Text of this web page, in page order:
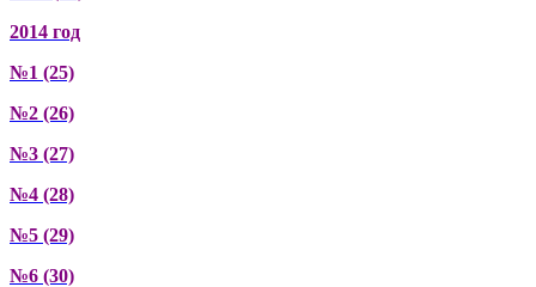
2014 год
№1 (25)
№2 (26)
№3 (27)
№4 (28)
№5 (29)
№6 (30)